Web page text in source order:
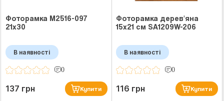
Фоторамка M2516-097
21x30
В наявності
0
137 грн Купити
Фоторамка дерев'яна
15x21 см SA1209W-206
В наявності
0
116 грн Купити